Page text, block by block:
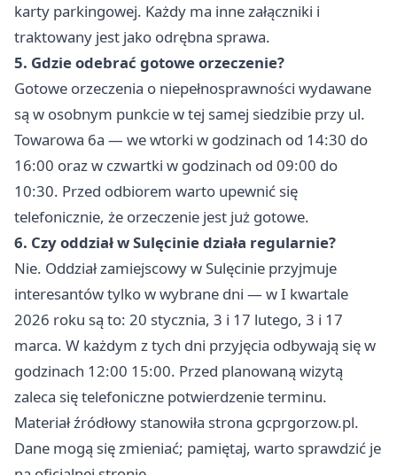
karty parkingowej. Każdy ma inne załączniki i
traktowany jest jako odrębna sprawa.
5. Gdzie odebrać gotowe orzeczenie?
Gotowe orzeczenia o niepełnosprawności wydawane
są w osobnym punkcie w tej samej siedzibie przy ul.
Towarowa 6a — we wtorki w godzinach od 14:30 do
16:00 oraz w czwartki w godzinach od 09:00 do
10:30. Przed odbiorem warto upewnić się
telefonicznie, że orzeczenie jest już gotowe.
6. Czy oddział w Sulęcinie działa regularnie?
Nie. Oddział zamiejscowy w Sulęcinie przyjmuje
interesantów tylko w wybrane dni — w I kwartale
2026 roku są to: 20 stycznia, 3 i 17 lutego, 3 i 17
marca. W każdym z tych dni przyjęcia odbywają się w
godzinach 12:00 15:00. Przed planowaną wizytą
zaleca się telefoniczne potwierdzenie terminu.
Materiał źródłowy stanowiła strona gcprgorzow.pl.
Dane mogą się zmieniać; pamiętaj, warto sprawdzić je